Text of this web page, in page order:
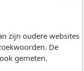
zijn oudere websites
De
gemeten.